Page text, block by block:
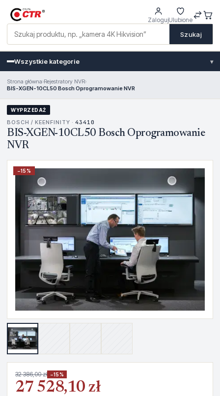
Szukaj
ZalogujUlubione
Wszystkie kategorie ▾
Strona główna›Rejestratory NVR›
BIS-XGEN-10CL50 Bosch Oprogramowanie NVR
WYPRZEDAŻ
BOSCH / KEENFINITY · 43410
BIS-XGEN-10CL50 Bosch Oprogramowanie
NVR
−15%
32 386,00 zł −15%
27 528,10 zł